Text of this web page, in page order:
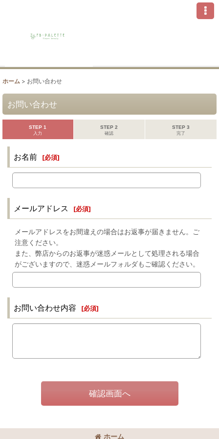
ホーム > お問い合わせ
お問い合わせ
STEP 1
入力
STEP 2
確認
STEP 3
完了
お名前 [必須]
メールアドレス [必須]
メールアドレスをお間違えの場合はお返事が届きません。ご
注意ください。
また、弊店からのお返事が迷惑メールとして処理される場合
がございますので、迷惑メールフォルダもご確認ください。
お問い合わせ内容 [必須]
確認画面へ
ホーム